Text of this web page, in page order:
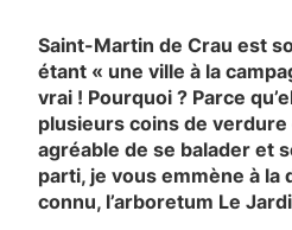
Saint-Martin de Crau est
étant « une ville à la
vrai ! Pourquoi ? Parce
plusieurs coins de
agréable de se balader et
parti, je vous emmène à la
connu, l’arboretum Le